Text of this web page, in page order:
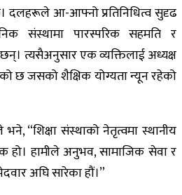
दलहरूले आ-आफ्नो प्रतिनिधित्व सुदृढ
संस्थामा पारस्परिक सहमति र
त्यसैअनुसार एक व्यक्तिलाई अध्यक्ष
छ जसको शैक्षिक योग्यता न्यून रहेको
“शिक्षा संस्थाको नेतृत्वमा स्थानीय
हो। हामीले अनुभव, सामाजिक सेवा र
अघि सारेका हौं।”